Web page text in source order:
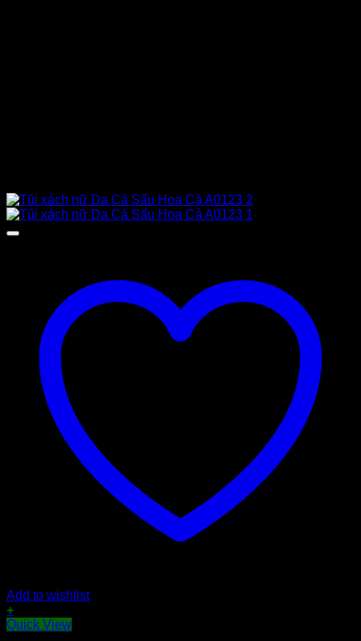
Add to wishlist
+
Quick View